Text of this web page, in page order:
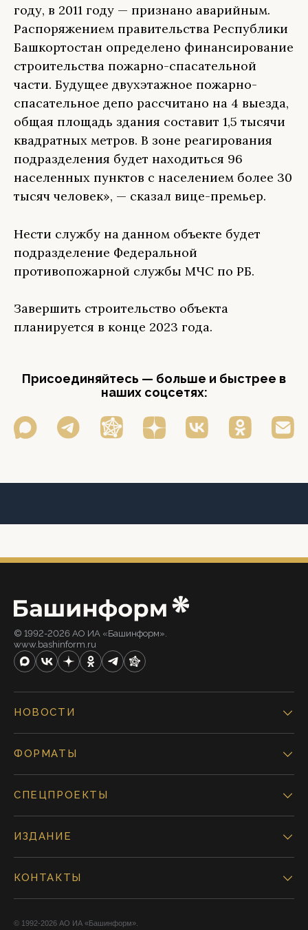
году, в 2011 году — признано аварийным.
Распоряжением правительства Республики
Башкортостан определено финансирование
строительства пожарно-спасательной
части. Будущее двухэтажное пожарно-
спасательное депо рассчитано на 4 выезда,
общая площадь здания составит 1,5 тысячи
квадратных метров. В зоне реагирования
подразделения будет находиться 96
населенных пунктов с населением более 30
тысяч человек», — сказал вице-премьер.
Нести службу на данном объекте будет
подразделение Федеральной
противопожарной службы МЧС по РБ.
Завершить строительство объекта
планируется в конце 2023 года.
Присоединяйтесь — больше и быстрее в
наших соцсетях:
© 1992-2026 АО ИА «Башинформ».
www.bashinform.ru
НОВОСТИ
ФОРМАТЫ
СПЕЦПРОЕКТЫ
ИЗДАНИЕ
КОНТАКТЫ
© 1992-2026 АО ИА «Башинформ».